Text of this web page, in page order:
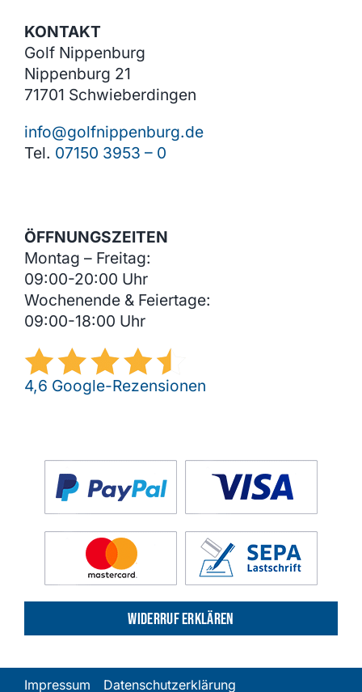
KONTAKT
Golf Nippenburg
Nippenburg 21
71701 Schwieberdingen
info@golfnippenburg.de
Tel. 07150 3953 – 0
ÖFFNUNGSZEITEN
Montag – Freitag:
09:00-20:00 Uhr
Wochenende & Feiertage:
09:00-18:00 Uhr
4,6 Google-Rezensionen
Widerruf erklären
Impressum Datenschutzerklärung